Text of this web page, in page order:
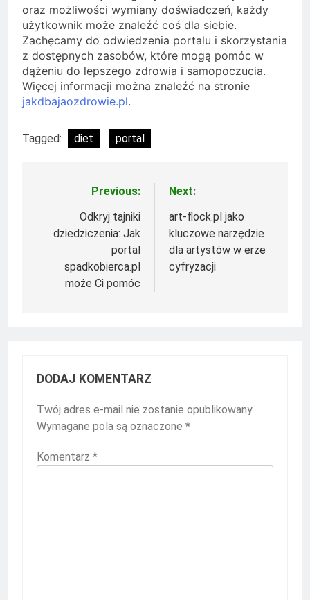
oraz możliwości wymiany doświadczeń, każdy
użytkownik może znaleźć coś dla siebie.
Zachęcamy do odwiedzenia portalu i skorzystania
z dostępnych zasobów, które mogą pomóc w
dążeniu do lepszego zdrowia i samopoczucia.
Więcej informacji można znaleźć na stronie
jakdbajaozdrowie.pl.
Tagged: diet portal
NawigacjaPrevious:
Odkryj tajniki
dziedziczenia: Jak
portal
spadkobierca.pl
może Ci pomóc
Next:
art-flock.pl jako
kluczowe narzędzie
dla artystów w erze
cyfryzacji
DODAJ KOMENTARZ
Twój adres e-mail nie zostanie opublikowany.
Wymagane pola są oznaczone *
Komentarz *